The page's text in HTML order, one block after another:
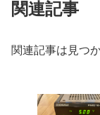
関連記事
関連記事は見つ